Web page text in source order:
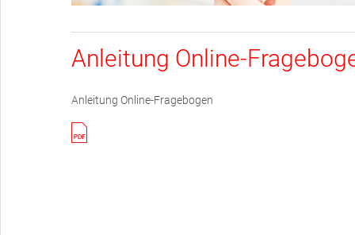
Anleitung Online-
Anleitung Online-Fragebogen